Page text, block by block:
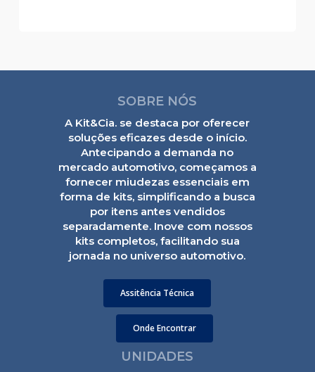
SOBRE NÓS
A Kit&Cia. se destaca por oferecer
soluções eficazes desde o início.
Antecipando a demanda no
mercado automotivo, começamos a
fornecer miudezas essenciais em
forma de kits, simplificando a busca
por itens antes vendidos
separadamente. Inove com nossos
kits completos, facilitando sua
jornada no universo automotivo.
Assitência Técnica
Onde Encontrar
UNIDADES